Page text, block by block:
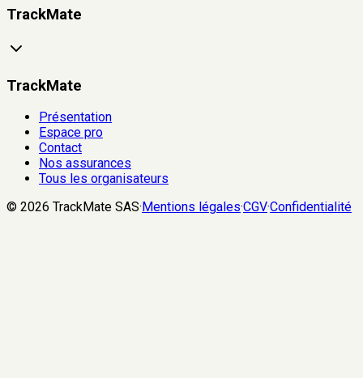
TrackMate
TrackMate
Présentation
Espace pro
Contact
Nos assurances
Tous les organisateurs
© 2026 TrackMate SAS· Mentions légales·CGV·Confidentialité